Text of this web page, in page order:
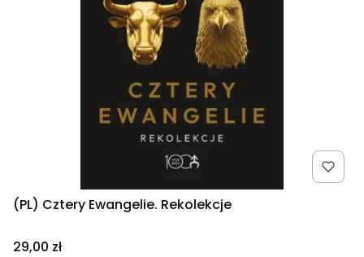
(PL) Cztery Ewangelie. Rekolekcje
Cena
29,00 zł